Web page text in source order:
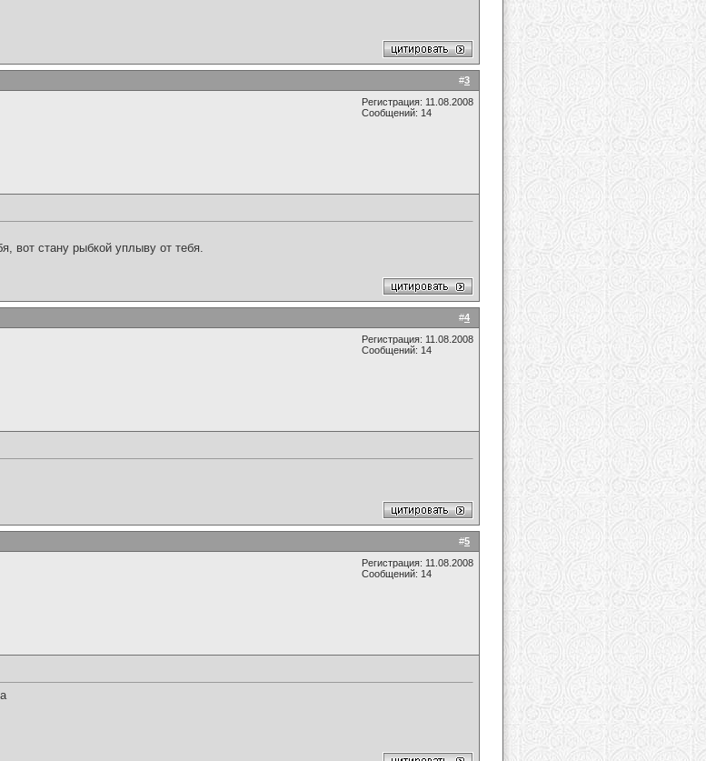
#3
Регистрация: 11.08.2008
Сообщений: 14
вот стану рыбкой уплыву от тебя.
#4
Регистрация: 11.08.2008
Сообщений: 14
#5
Регистрация: 11.08.2008
Сообщений: 14